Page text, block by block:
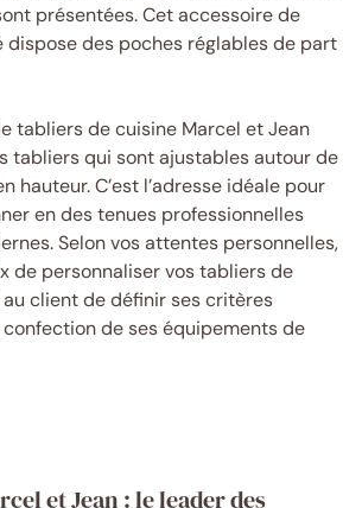
présentées. Cet accessoire de
dispose des poches réglables de part
tabliers de cuisine Marcel et Jean
tabliers qui sont ajustables autour de
hauteur. C’est l’adresse idéale pour
en des tenues professionnelles
Selon vos attentes personnelles,
de personnaliser vos tabliers de
client de définir ses critères
de ses équipements de
et Jean : le leader des